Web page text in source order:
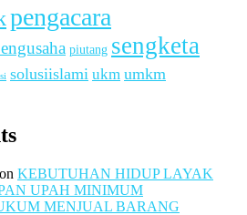
pengacara
piutang sengketa
solusiislami ukm umkm
on KEBUTUHAN HIDUP LAYAK
UPAH MINIMUM
MENJUAL BARANG